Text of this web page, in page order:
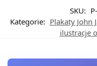
precyzją. Audubon,
przeszłości, zasłynął
wszystkim jako twórca
SKU:
Kategorie: Plakaty John
ilustracje